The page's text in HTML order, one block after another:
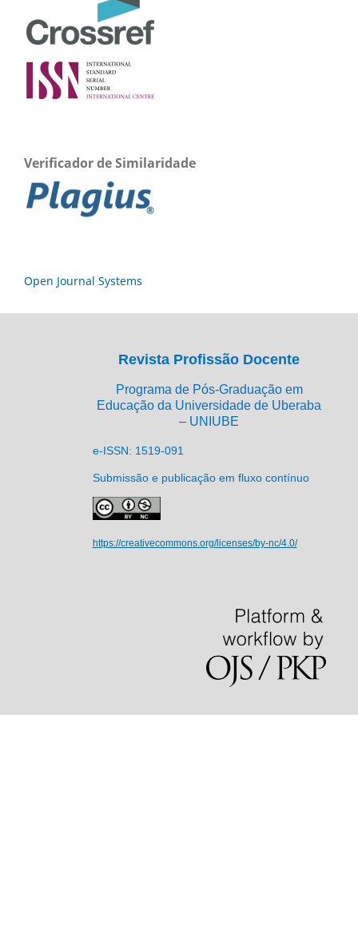
Verificador de Similaridade
Open Journal Systems
Revista Profissão Docente
Programa de Pós-Graduação em
Educação da Universidade de Uberaba
– UNIUBE
e-ISSN: 1519-091
Submissão e publicação em fluxo contínuo
https://creativecommons.org/licenses/by-nc/4.0/